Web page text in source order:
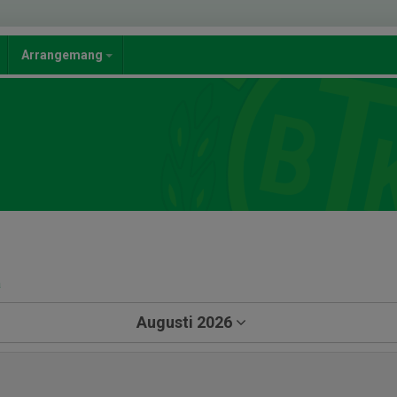
Arrangemang
Augusti 2026